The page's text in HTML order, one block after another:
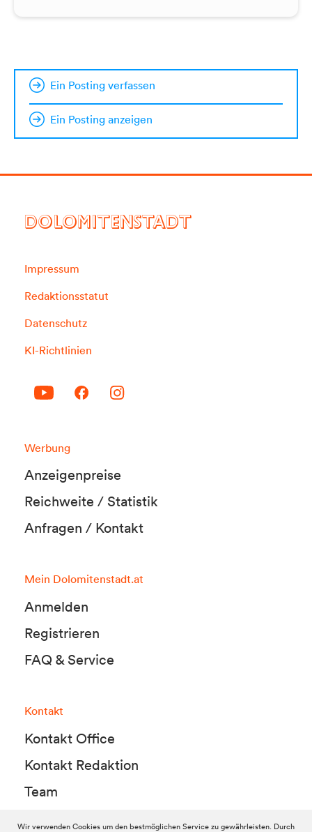
Ein Posting verfassen
Ein Posting anzeigen
DOLOMITENSTADT
Impressum
Redaktionsstatut
Datenschutz
KI-Richtlinien
Werbung
Anzeigenpreise
Reichweite / Statistik
Anfragen / Kontakt
Mein Dolomitenstadt.at
Anmelden
Registrieren
FAQ & Service
Kontakt
Kontakt Office
Kontakt Redaktion
Team
Wir verwenden Cookies um den bestmöglichen Service zu gewährleisten. Durch